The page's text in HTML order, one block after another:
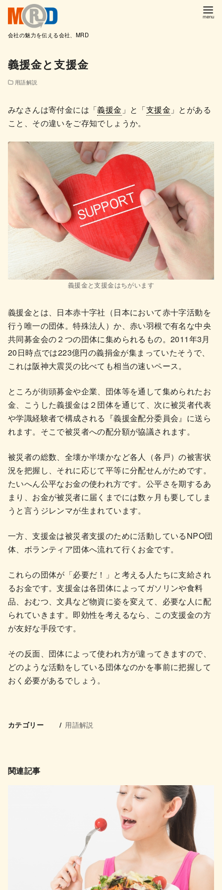
会社の魅力を伝える会社、MRD
義援金と支援金
用語解説
みなさんは寄付金には「義援金 」と「支援金 」とがある
こと、その違いをご存知でしょうか。
義援金と支援金はちがいます
義援金とは、日本赤十字社（日本において赤十字活動を
行う唯一の団体。特殊法人）か、赤い羽根で有名な中央
共同募金会の２つの団体に集められるもの。2011年3月
20日時点では223億円の義捐金が集まっていたそうで、
これは阪神大震災の比べても相当の速いペース。
ところが街頭募金や企業、団体等を通して集められたお
金、こうした義援金は２団体を通じて、次に被災者代表
や学識経験者で構成される『義援金配分委員会』に送ら
れます。そこで被災者への配分額が協議されます。
被災者の総数、全壊か半壊かなど各人（各戸）の被害状
況を把握し、それに応じて平等に分配せんがためです。
たいへん公平なお金の使われ方です。公平さを期するあ
まり、お金が被災者に届くまでには数ヶ月も要してしま
うと言うジレンマが生まれています。
一方、支援金は被災者支援のために活動しているNPO団
体、ボランティア団体へ流れて行くお金です。
これらの団体が「必要だ！」と考える人たちに支給され
るお金です。支援金は各団体によってガソリンや食料
品、おむつ、文具など物資に姿を変えて、必要な人に配
られていきます。即効性を考えるなら、この支援金の方
が友好な手段です。
その反面、団体によって使われ方が違ってきますので、
どのような活動をしている団体なのかを事前に把握して
おく必要があるでしょう。
カテゴリー 用語解説
関連記事